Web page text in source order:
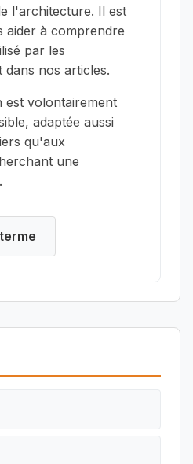
l'architecture. Il est
à comprendre
par les
dans nos articles.
est volontairement
adaptée aussi
qu'aux
une